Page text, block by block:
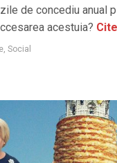
de concediu anual
acestuia?
Social